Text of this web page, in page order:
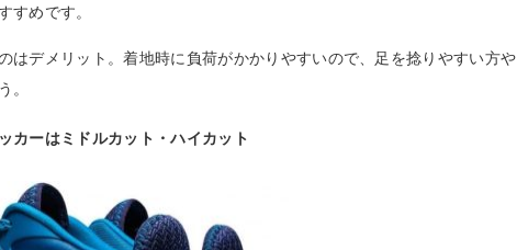
すめです。
はデメリット。着地時に負荷がかかりやすいので、足を捻りやすい方や
。
カーはミドルカット・ハイカット